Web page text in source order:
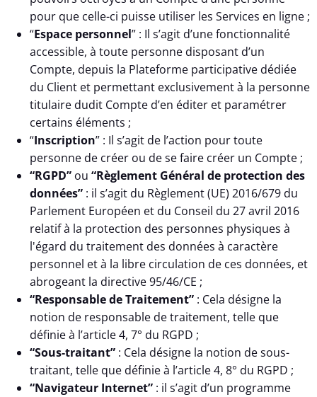
pour que celle-ci puisse utiliser les Services en ligne ;
“Espace personnel” : Il s’agit d’une fonctionnalité
accessible, à toute personne disposant d’un
Compte, depuis la Plateforme participative dédiée
du Client et permettant exclusivement à la personne
titulaire dudit Compte d’en éditer et paramétrer
certains éléments ;
“Inscription” : Il s’agit de l’action pour toute
personne de créer ou de se faire créer un Compte ;
“RGPD” ou “Règlement Général de protection des
données” : il s’agit du Règlement (UE) 2016/679 du
Parlement Européen et du Conseil du 27 avril 2016
relatif à la protection des personnes physiques à
l'égard du traitement des données à caractère
personnel et à la libre circulation de ces données, et
abrogeant la directive 95/46/CE ;
“Responsable de Traitement” : Cela désigne la
notion de responsable de traitement, telle que
définie à l’article 4, 7° du RGPD ;
“Sous-traitant” : Cela désigne la notion de sous-
traitant, telle que définie à l’article 4, 8° du RGPD ;
“Navigateur Internet” : il s’agit d’un programme